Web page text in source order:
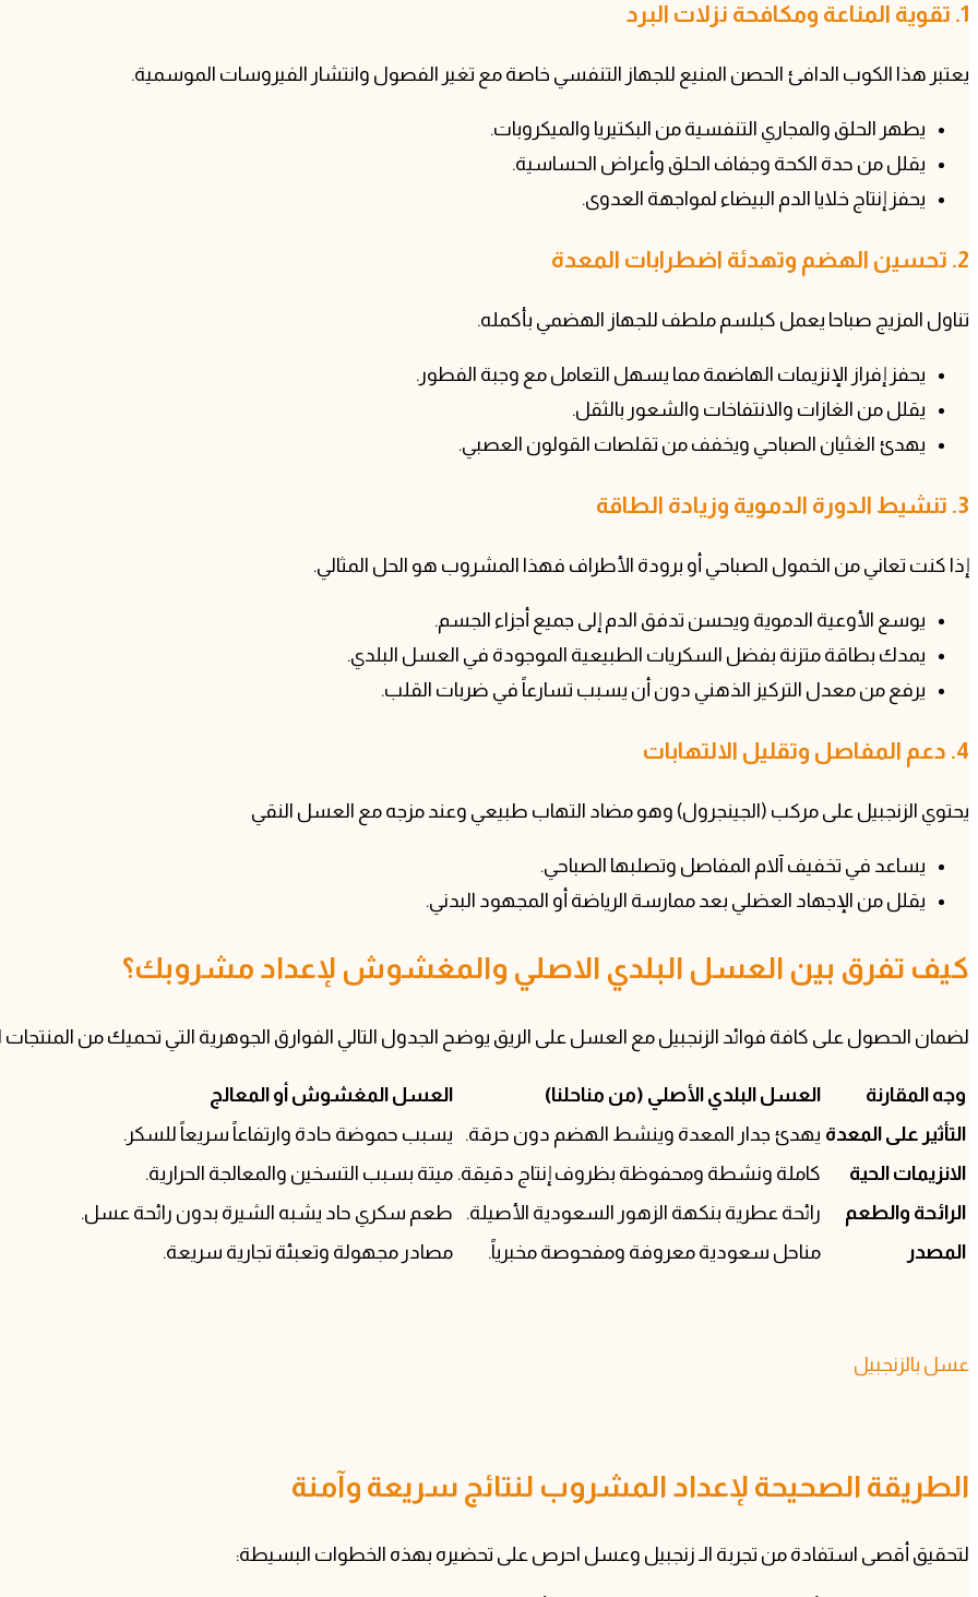
1. تقوية المناعة ومكافحة نزلات البرد
يعتبر هذا الكوب الدافئ الحصن المنيع للجهاز التنفسي خاصة مع تغير الفصول وانتشار الفيروسات الموسمية.
يطهر الحلق والمجاري التنفسية من البكتيريا والميكروبات.
يقلل من حدة الكحة وجفاف الحلق وأعراض الحساسية.
يحفز إنتاج خلايا الدم البيضاء لمواجهة العدوى.
2. تحسين الهضم وتهدئة اضطرابات المعدة
تناول المزيج صباحا يعمل كبلسم ملطف للجهاز الهضمي بأكمله.
يحفز إفراز الإنزيمات الهاضمة مما يسهل التعامل مع وجبة الفطور.
يقلل من الغازات والانتفاخات والشعور بالثقل.
يهدئ الغثيان الصباحي ويخفف من تقلصات القولون العصبي.
3. تنشيط الدورة الدموية وزيادة الطاقة
إذا كنت تعاني من الخمول الصباحي أو برودة الأطراف فهذا المشروب هو الحل المثالي.
يوسع الأوعية الدموية ويحسن تدفق الدم إلى جميع أجزاء الجسم.
يمدك بطاقة متزنة بفضل السكريات الطبيعية الموجودة في العسل البلدي.
يرفع من معدل التركيز الذهني دون أن يسبب تسارعاً في ضربات القلب.
4. دعم المفاصل وتقليل الالتهابات
يحتوي الزنجبيل على مركب (الجينجرول) وهو مضاد التهاب طبيعي وعند مزجه مع العسل النقي
يساعد في تخفيف آلام المفاصل وتصلبها الصباحي.
يقلل من الإجهاد العضلي بعد ممارسة الرياضة أو المجهود البدني.
كيف تفرق بين العسل البلدي الاصلي والمغشوش لإعداد مشروبك؟
لضمان الحصول على كافة فوائد الزنجبيل مع العسل على الريق يوضح الجدول التالي الفوارق الجوهرية التي تحميك من المنتجات
وجه المقارنة العسل البلدي الأصلي (من مناحلنا)
العسل المغشوش أو المعالج
التأثير على المعدة يهدئ جدار المعدة وينشط الهضم دون حرقة.
يسبب حموضة حادة وارتفاعاً سريعاً للسكر.
الانزيمات الحية
كاملة ونشطة ومحفوظة بظروف إنتاج دقيقة. ميتة بسبب التسخين والمعالجة الحرارية.
الرائحة والطعم
رائحة عطرية بنكهة الزهور السعودية الأصيلة.
طعم سكري حاد يشبه الشيرة بدون رائحة عسل.
المصدر
مناحل سعودية معروفة ومفحوصة مخبرياً. مصادر مجهولة وتعبئة تجارية سريعة.
عسل بالزنجبيل
الطريقة الصحيحة لإعداد المشروب لنتائج سريعة وآمنة
لتحقيق أقصى استفادة من تجربة الـ زنجبيل وعسل احرص على تحضيره بهذه الخطوات البسيطة: